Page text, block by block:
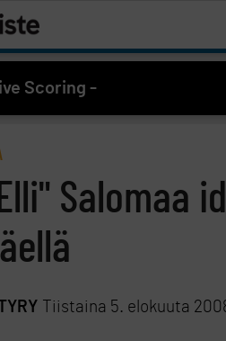
Scoring -
Salomaa
Tiistaina 5. elokuuta